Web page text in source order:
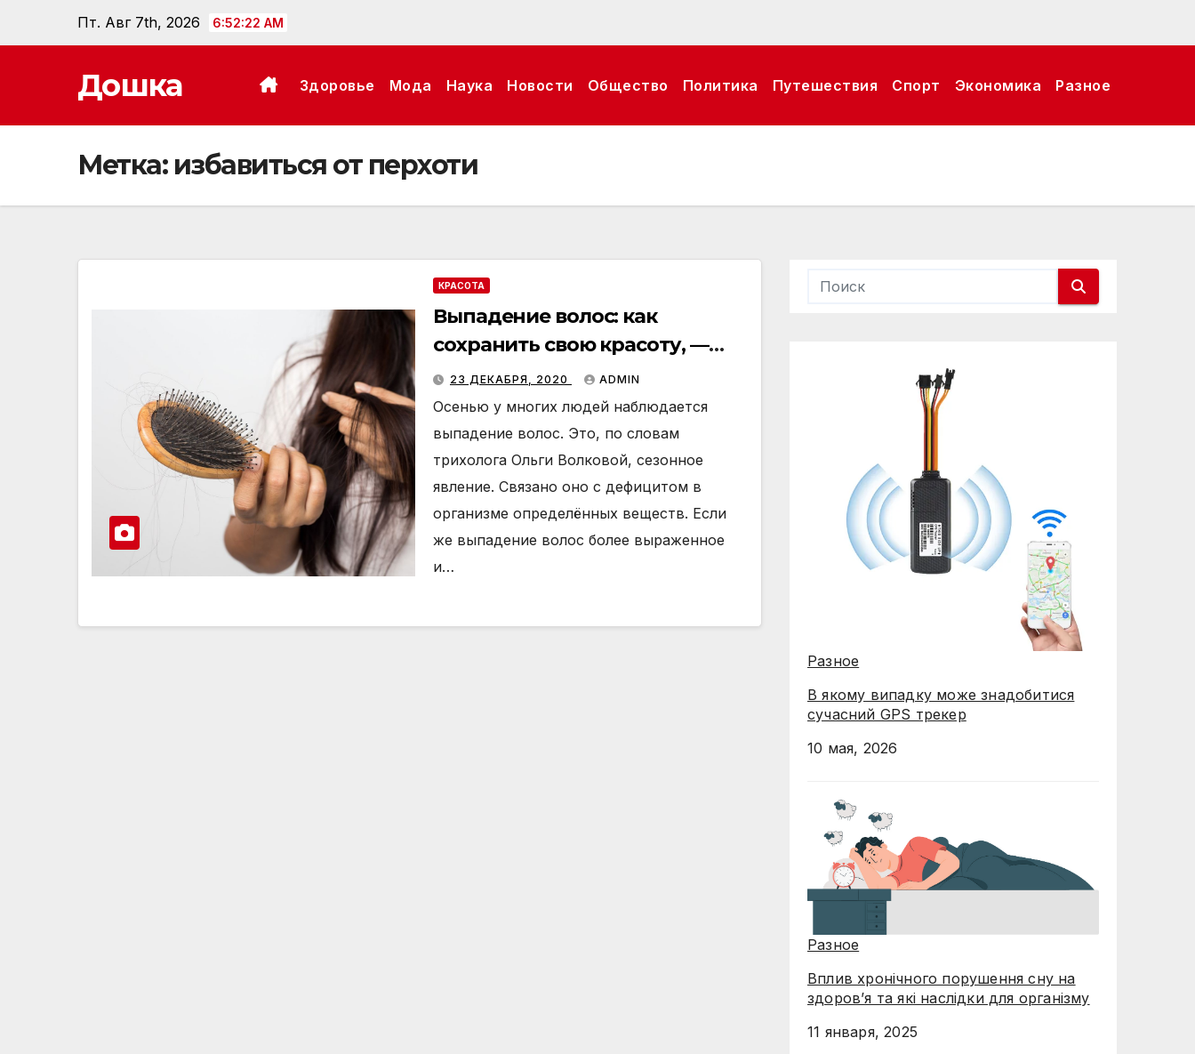
Пт. Авг 7th, 2026 6:52:23 AM
Дошка Здоровье Мода Наука Новости Общество Политика Путешествия Спорт Экономика Разное
Метка: избавиться от перхоти
КРАСОТА
Выпадение волос: как
сохранить свою красоту, —
эксперт
23 ДЕКАБРЯ, 2020 ADMIN
Осенью у многих людей наблюдается
выпадение волос. Это, по словам
трихолога Ольги Волковой, сезонное
явление. Связано оно с дефицитом в
организме определённых веществ. Если
же выпадение волос более выраженное
и…
Разное
В якому випадку може знадобитися
сучасний GPS трекер
10 мая, 2026
Разное
Вплив хронічного порушення сну на
здоров’я та які наслідки для організму
11 января, 2025